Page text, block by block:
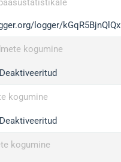
logger/kGqR5BjnQlQx
kogumine
Deaktiveeritud
kogumine
Deaktiveeritud
kogumine